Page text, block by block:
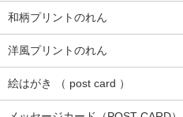
和柄プリントのれん
洋風プリントのれん
絵はがき （ post card ）